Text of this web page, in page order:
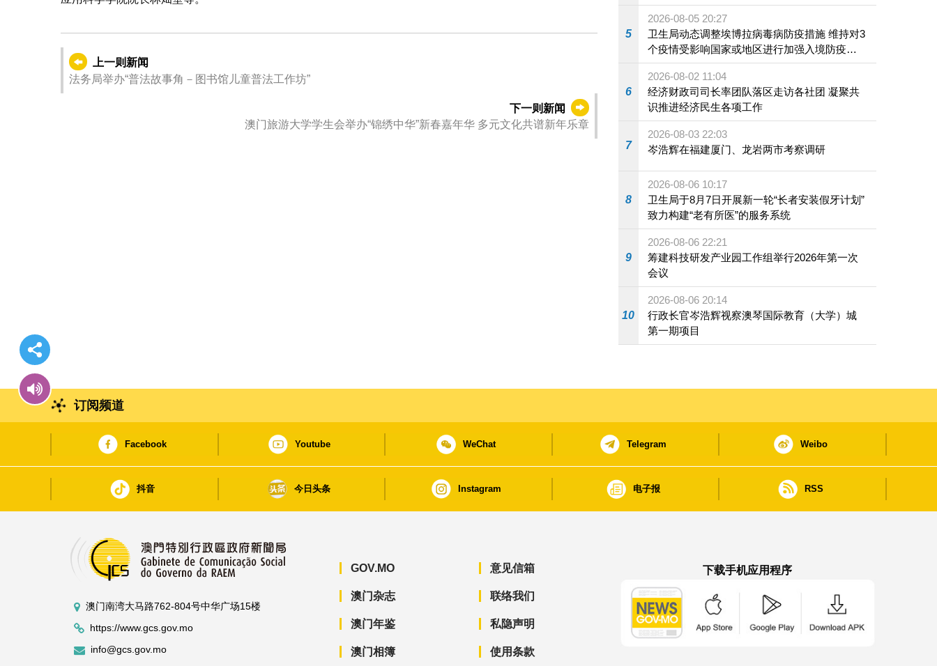
上一则新闻
法务局举办“普法故事角－图书馆儿童普法工作坊”
下一则新闻
澳门旅游大学学生会举办“锦绣中华”新春嘉年华 多元文化共谱新年乐章
5
2026-08-05 20:27
卫生局动态调整埃博拉病毒病防疫措施 维持对3
个疫情受影响国家或地区进行加强入境防疫措
施
6
2026-08-02 11:04
经济财政司司长率团队落区走访各社团 凝聚共
识推进经济民生各项工作
7
2026-08-03 22:03
岑浩辉在福建厦门、龙岩两市考察调研
8
2026-08-06 10:17
卫生局于8月7日开展新一轮“长者安装假牙计划”
致力构建“老有所医”的服务系统
9
2026-08-06 22:21
筹建科技研发产业园工作组举行2026年第一次
会议
10
2026-08-06 20:14
行政长官岑浩辉视察澳琴国际教育（大学）城
第一期项目
订阅频道
Facebook Youtube WeChat Telegram Weibo
抖音 今日头条 Instagram 电子报 RSS
澳门南湾大马路762-804号中华广场15楼
https://www.gcs.gov.mo
info@gcs.gov.mo
GOV.MO
澳门杂志
澳门年鉴
澳门相簿
意见信箱
联络我们
私隐声明
使用条款
下载手机应用程序